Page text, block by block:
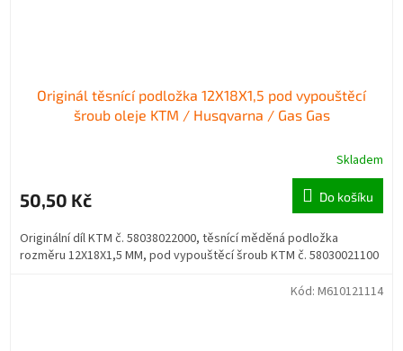
Originál těsnící podložka 12X18X1,5 pod vypouštěcí
šroub oleje KTM / Husqvarna / Gas Gas
Skladem
50,50 Kč Do košíku
Originální díl KTM č. 58038022000, těsnící měděná podložka
rozměru 12X18X1,5 MM, pod vypouštěcí šroub KTM č. 58030021100
Kód: M610121114